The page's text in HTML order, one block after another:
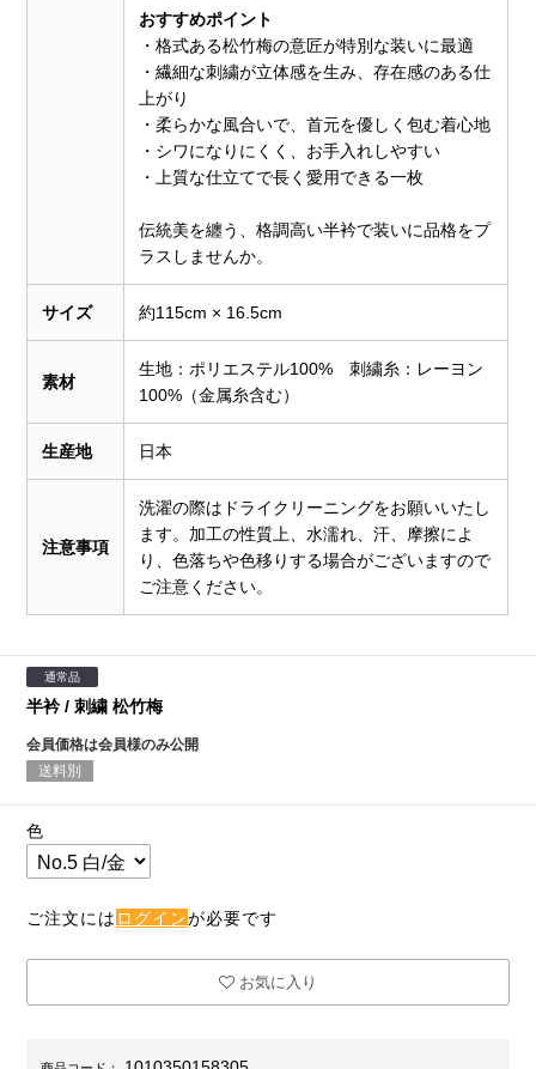
おすすめポイント
・格式ある松竹梅の意匠が特別な装いに最適
・繊細な刺繍が立体感を生み、存在感のある仕
上がり
・柔らかな風合いで、首元を優しく包む着心地
・シワになりにくく、お手入れしやすい
・上質な仕立てで長く愛用できる一枚
伝統美を纏う、格調高い半衿で装いに品格をプ
ラスしませんか。
サイズ 約115cm × 16.5cm
素材
生地：ポリエステル100% 刺繍糸：レーヨン
100%（金属糸含む）
生産地 日本
注意事項
洗濯の際はドライクリーニングをお願いいたし
ます。加工の性質上、水濡れ、汗、摩擦によ
り、色落ちや色移りする場合がございますので
ご注意ください。
通常品
半衿 / 刺繍 松竹梅
会員価格は会員様のみ公開
送料別
色
ご注文には ログインが必要です
お気に入り